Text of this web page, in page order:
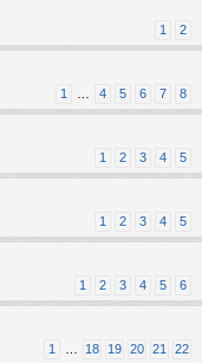
1 2
1 … 4 5 6 7 8
1 2 3 4 5
1 2 3 4 5
1 2 3 4 5 6
1 … 18 19 20 21 22